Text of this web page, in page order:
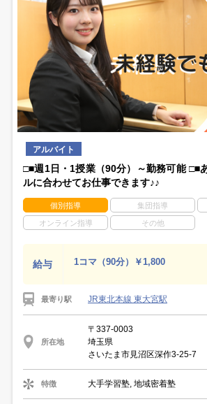
アルバイト
□■週1日・1授業（90分）～勤務可能 □■
ルに合わせてお仕事できます♪♪
個別指導 集団指導
オンライン指導 その他
給与 1コマ（90分）￥1,800
最寄り駅 JR東北本線 東大宮駅
所在地
〒337-0003
埼玉県
さいたま市見沼区深作3-25-7
特徴 大手学習塾, 地域密着塾